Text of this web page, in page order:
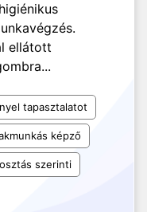
ellátott
tapasztalatot
képző
szerinti